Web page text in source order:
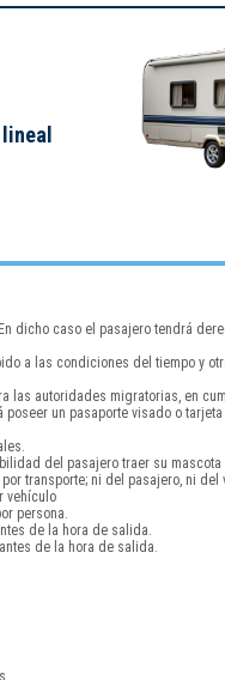
dicho caso el pasajero tendrá
a las condiciones del tiempo y
autoridades migratorias, en
un pasaporte visado o
del pasajero traer su
transporte; ni del pasajero, ni del
vehículo
persona.
de la hora de salida.
de la hora de salida.